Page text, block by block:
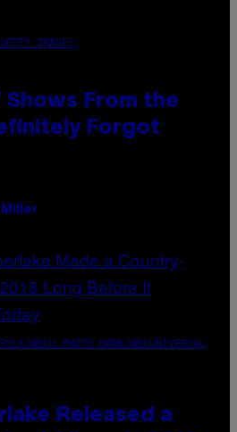
IMAGES
From the
Forgot
Miller
NBCU PHOTO BANK/NBCUNIVERSAL
Released a